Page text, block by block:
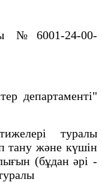
№6001-24-00-
департаменті"
туралы
тану және күшін
(бұдан әрі -